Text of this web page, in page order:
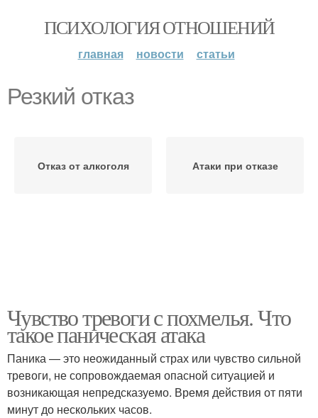
ПСИХОЛОГИЯ ОТНОШЕНИЙ
главная новости статьи
Резкий отказ
Отказ от алкоголя Атаки при отказе
Чувство тревоги с похмелья. Что
такое паническая атака
Паника — это неожиданный страх или чувство сильной
тревоги, не сопровождаемая опасной ситуацией и
возникающая непредсказуемо. Время действия от пяти
минут до нескольких часов.